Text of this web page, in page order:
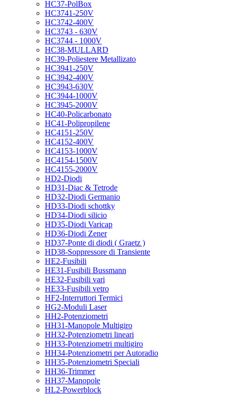
HC37-PolBox
HC3741-250V
HC3742-400V
HC3743 - 630V
HC3744 - 1000V
HC38-MULLARD
HC39-Poliestere Metallizato
HC3941-250V
HC3942-400V
HC3943-630V
HC3944-1000V
HC3945-2000V
HC40-Policarbonato
HC41-Polipropilene
HC4151-250V
HC4152-400V
HC4153-1000V
HC4154-1500V
HC4155-2000V
HD2-Diodi
HD31-Diac & Tetrode
HD32-Diodi Germanio
HD33-Diodi schottky
HD34-Diodi silicio
HD35-Diodi Varicap
HD36-Diodi Zener
HD37-Ponte di diodi ( Graetz )
HD38-Soppressore di Transiente
HE2-Fusibili
HE31-Fusibili Bussmann
HE32-Fusibili vari
HE33-Fusibili vetro
HF2-Interruttori Termici
HG2-Moduli Laser
HH2-Potenziometri
HH31-Manopole Multigiro
HH32-Potenziometri lineari
HH33-Potenziometri multigiro
HH34-Potenziometri per Autoradio
HH35-Potenziometri Speciali
HH36-Trimmer
HH37-Manopole
HL2-Powerblock